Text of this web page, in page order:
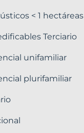
< 1 hectáreas
Terciario
unifamiliar
plurifamiliar